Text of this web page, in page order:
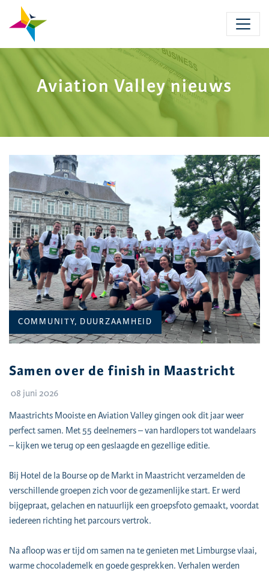
content
Aviation Valley nieuws
CATEGORIEËN:
COMMUNITY, DUURZAAMHEID
Samen over de finish in Maastricht
08 juni 2026
Maastrichts Mooiste en Aviation Valley gingen ook dit jaar weer
perfect samen. Met 55 deelnemers – van hardlopers tot wandelaars
– kijken we terug op een geslaagde en gezellige editie.
Bij Hotel de la Bourse op de Markt in Maastricht verzamelden de
verschillende groepen zich voor de gezamenlijke start. Er werd
bijgepraat, gelachen en natuurlijk een groepsfoto gemaakt, voordat
iedereen richting het parcours vertrok.
Na afloop was er tijd om samen na te genieten met Limburgse vlaai,
warme chocolademelk en goede gesprekken. Verhalen werden